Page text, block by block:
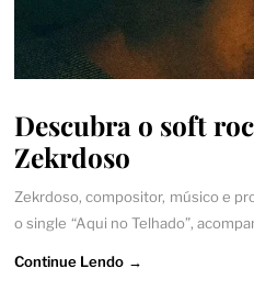
Descubra o soft
Zekrdoso
Zekrdoso, compositor, músico e
o single “Aqui no Telhado”,
Continue Lendo →